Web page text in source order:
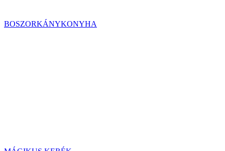
BOSZORKÁNYKONYHA